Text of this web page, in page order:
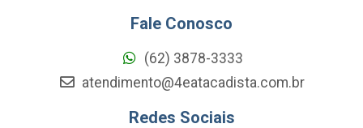
Fale Conosco
(62) 3878-3333
atendimento@4eatacadista.com.br
Redes Sociais